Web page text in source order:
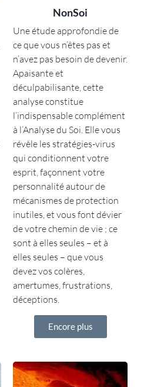
NonSoi
Une étude approfondie de
ce que vous n’êtes pas et
n’avez pas besoin de devenir.
Apaisante et
déculpabilisante, cette
analyse constitue
l’indispensable complément
à l’Analyse du Soi. Elle vous
révèle les stratégies-virus
qui conditionnent votre
esprit, façonnent votre
personnalité autour de
mécanismes de protection
inutiles, et vous font dévier
de votre chemin de vie ; ce
sont à elles seules – et à
elles seules – que vous
devez vos colères,
amertumes, frustrations,
déceptions.
Encore plus